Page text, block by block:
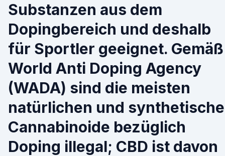
Substanzen aus dem
Dopingbereich und deshalb
für Sportler geeignet. Gemäß
World Anti Doping Agency
(WADA) sind die meisten
natürlichen und
Cannabinoide bezüglich
Doping illegal; CBD ist davon